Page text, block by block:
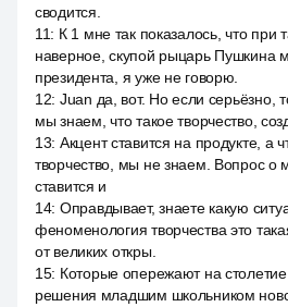
сводится.
11: К 1 мне так показалось, что при
наверное, скупой рыцарь Пушкина
президента, я уже не говорю.
12: Juan да, вот. Но если серьёзно,
мы знаем, что такое творчество,
13: Акцент ставится на продукте, а
творчество, мы не знаем. Вопрос о
ставится и
14: Оправдывает, знаете какую
феноменология творчества это
от великих откры.
15: Которые опережают на
решения младшим школьником